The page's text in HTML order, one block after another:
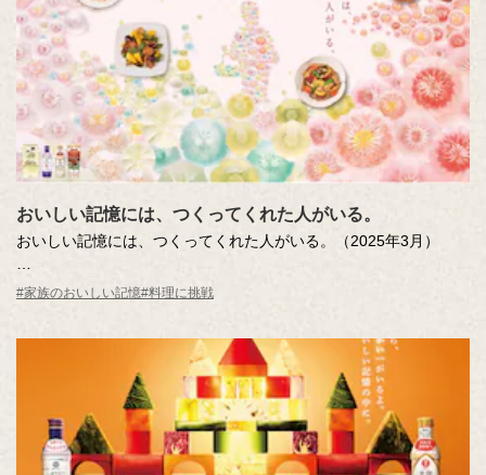
おいしい記憶には、つくってくれた人がいる。
おいしい記憶には、つくってくれた人がいる。（2025年3月）
料理をする人が、美しく輝いてみえるような世界を日本の美で描
#家族のおいしい記憶#料理に挑戦